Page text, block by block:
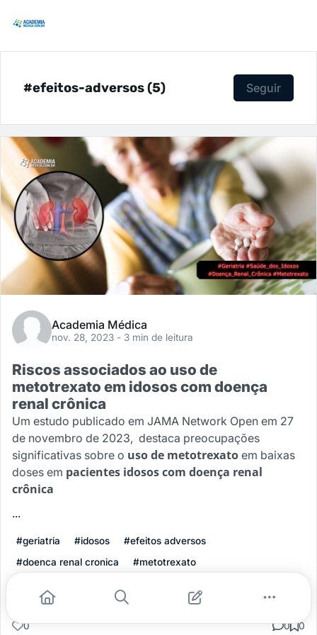
#efeitos-adversos (5) Seguir
Academia Médica
nov. 28, 2023 - 3 min de leitura
Riscos associados ao uso de
metotrexato em idosos com doença
renal crônica
Um estudo publicado em JAMA Network Open em 27
de novembro de 2023, destaca preocupações
significativas sobre o uso de metotrexato em baixas
doses em pacientes idosos com doença renal
crônica
...
#geriatria #idosos
#efeitos adversos
#doenca renal cronica
#metotrexato
Leia mais
0 0 0